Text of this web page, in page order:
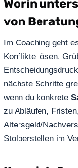
Worin
von
Im Coaching geht
Konflikte lösen,
nächste Schritte
wenn du konkrete
zu Abläufen,
Altersgeld/
Stolperstellen im